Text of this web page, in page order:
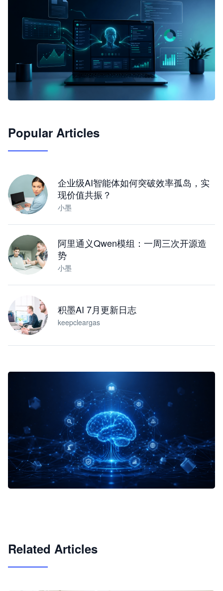
JimoClaw 桌面 AI Agent 工作台
Popular Articles
企业级AI智能体如何突破效率孤岛，实
现价值共振？
小墨
阿里通义Qwen模组：一周三次开源造
势
小墨
积墨AI 7月更新日志
keepcleargas
Related Articles